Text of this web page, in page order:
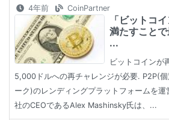
4年前 CoinPartner
「ビットコ
満たすこと
...
ビットコインが
5,000ドルへの再チャレンジが必要. P2P(
ーク)のレンディングプラットフォームを
社のCEOであるAlex Mashinsky氏は、...